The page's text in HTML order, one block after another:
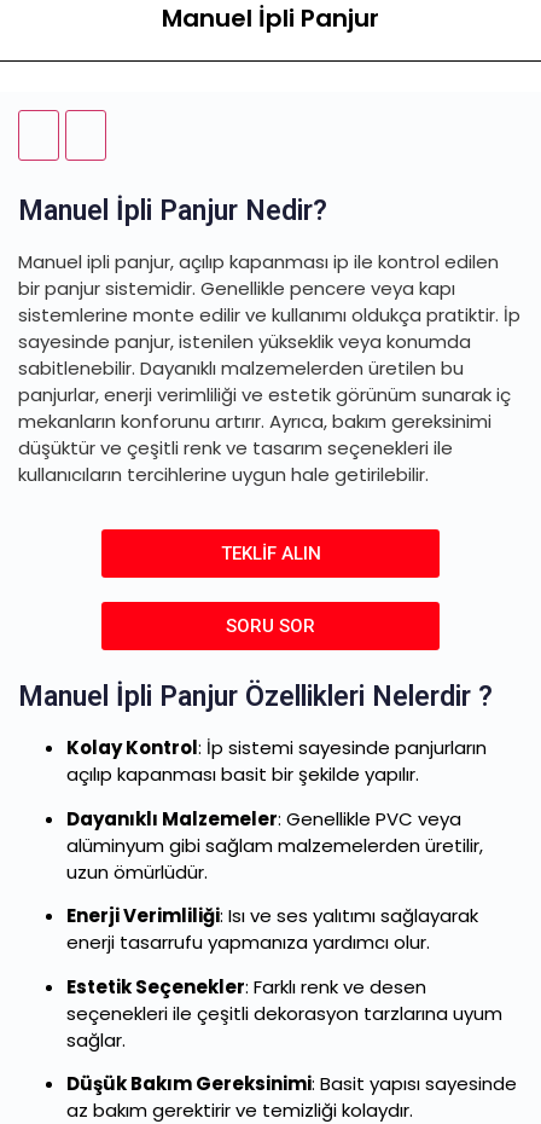
Manuel İpli Panjur
Manuel İpli Panjur Nedir?
Manuel ipli panjur, açılıp kapanması ip ile kontrol edilen
bir panjur sistemidir. Genellikle pencere veya kapı
sistemlerine monte edilir ve kullanımı oldukça pratiktir. İp
sayesinde panjur, istenilen yükseklik veya konumda
sabitlenebilir. Dayanıklı malzemelerden üretilen bu
panjurlar, enerji verimliliği ve estetik görünüm sunarak iç
mekanların konforunu artırır. Ayrıca, bakım gereksinimi
düşüktür ve çeşitli renk ve tasarım seçenekleri ile
kullanıcıların tercihlerine uygun hale getirilebilir.
TEKLİF ALIN
SORU SOR
Manuel İpli Panjur Özellikleri Nelerdir ?
Kolay Kontrol: İp sistemi sayesinde panjurların
açılıp kapanması basit bir şekilde yapılır.
Dayanıklı Malzemeler: Genellikle PVC veya
alüminyum gibi sağlam malzemelerden üretilir,
uzun ömürlüdür.
Enerji Verimliliği: Isı ve ses yalıtımı sağlayarak
enerji tasarrufu yapmanıza yardımcı olur.
Estetik Seçenekler: Farklı renk ve desen
seçenekleri ile çeşitli dekorasyon tarzlarına uyum
sağlar.
Düşük Bakım Gereksinimi: Basit yapısı sayesinde
az bakım gerektirir ve temizliği kolaydır.